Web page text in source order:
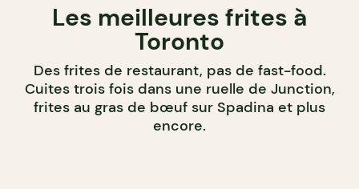
Les meilleures frites à
Toronto
Des frites de restaurant, pas de fast-food.
Cuites trois fois dans une ruelle de Junction,
frites au gras de bœuf sur Spadina et plus
encore.